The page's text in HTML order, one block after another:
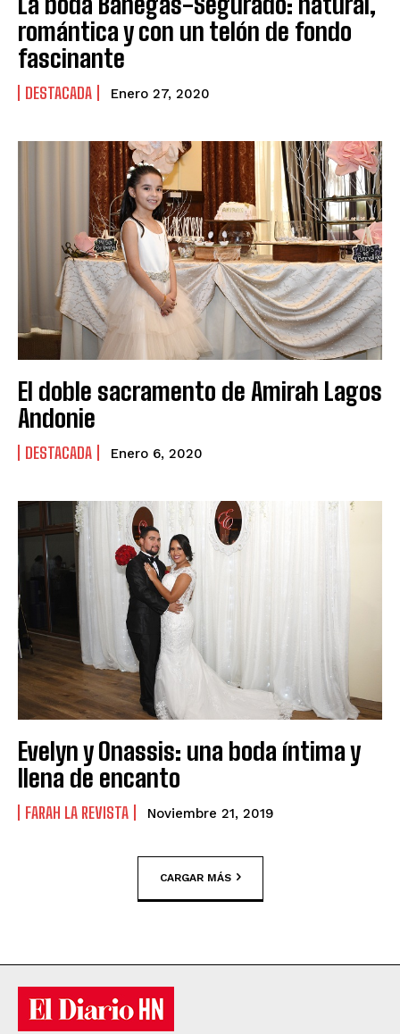
romántica y con un telón de fondo
fascinante
DESTACADA Enero 27, 2020
El doble sacramento de Amirah Lagos
Andonie
DESTACADA Enero 6, 2020
Evelyn y Onassis: una boda íntima y
llena de encanto
FARAH LA REVISTA Noviembre 21, 2019
CARGAR MÁS